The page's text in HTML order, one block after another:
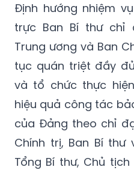
Định hướng nhiệm
trực Ban Bí thư chỉ
Trung ương và Ban
tục quán triệt đầy
và tổ chức thực
hiệu quả công tác
của Đảng theo chỉ
Chính trị, Ban Bí
Tổng Bí thư, Chủ